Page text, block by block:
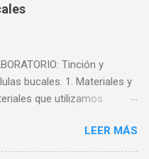
Tinción y
bucales. 1. Materiales y
que utilizamos
de reloj. - Pinzas. - Agua. -
- Palillo. Los
LEER MÁS